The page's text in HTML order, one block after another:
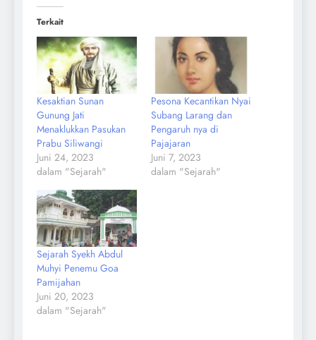
Terkait
Kesaktian Sunan
Gunung Jati
Menaklukkan Pasukan
Prabu Siliwangi
Juni 24, 2023
dalam "Sejarah"
Pesona Kecantikan Nyai
Subang Larang dan
Pengaruh nya di
Pajajaran
Juni 7, 2023
dalam "Sejarah"
Sejarah Syekh Abdul
Muhyi Penemu Goa
Pamijahan
Juni 20, 2023
dalam "Sejarah"